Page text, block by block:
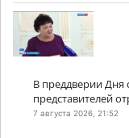
В преддверии Дня
представителей
7 августа 2026, 21:52